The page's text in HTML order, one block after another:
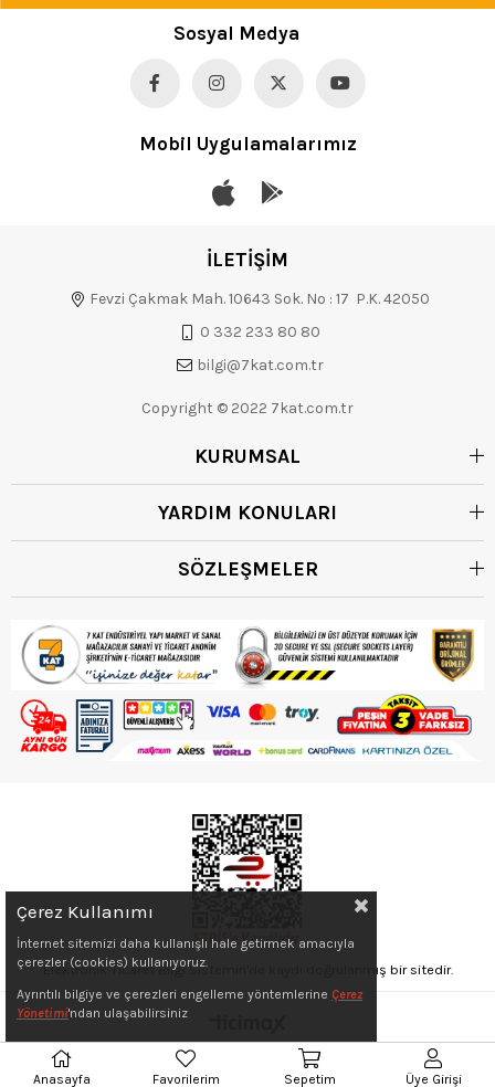
Sosyal Medya
Mobil Uygulamalarımız
İLETİŞİM
Fevzi Çakmak Mah. 10643 Sok. No : 17 P.K. 42050
0 332 233 80 80
bilgi@7kat.com.tr
Copyright © 2022 7kat.com.tr
KURUMSAL
YARDIM KONULARI
SÖZLEŞMELER
Elektronik Ticaret Bilgi Sistemin'de kaydı doğrulanmış bir sitedir.
Çerez Kullanımı
İnternet sitemizi daha kullanışlı hale getirmek amacıyla
çerezler (cookies) kullanıyoruz.
Ayrıntılı bilgiye ve çerezleri engelleme yöntemlerine Çerez
Yönetimi'ndan ulaşabilirsiniz
Anasayfa Favorilerim Sepetim Üye Girişi